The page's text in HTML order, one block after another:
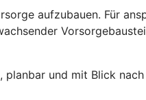
aufzubauen. Für
planbar und mit Blick